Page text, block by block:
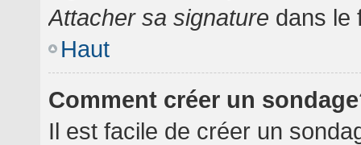
Attacher sa signature dans le
Haut
Comment créer un
Il est facile de créer un